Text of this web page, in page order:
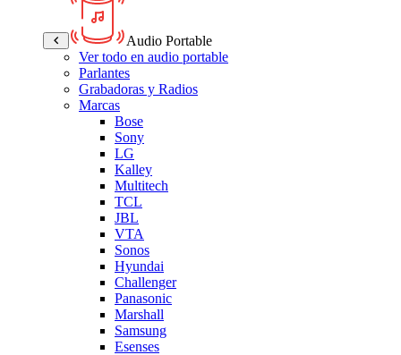
Audio Portable
Ver todo en audio portable
Parlantes
Grabadoras y Radios
Marcas
Bose
Sony
LG
Kalley
Multitech
TCL
JBL
VTA
Sonos
Hyundai
Challenger
Panasonic
Marshall
Samsung
Esenses